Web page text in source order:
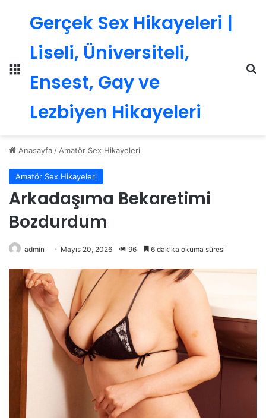
Gerçek Sex Hikayeleri |
Liseli, Üniversiteli,
Ensest, Gay ve
Lezbiyen Hikayeleri
Anasayfa / Amatör Sex Hikayeleri
Amatör Sex Hikayeleri
Arkadaşıma Bekaretimi
Bozdurdum
admin Mayıs 20, 2026 96 6 dakika okuma süresi